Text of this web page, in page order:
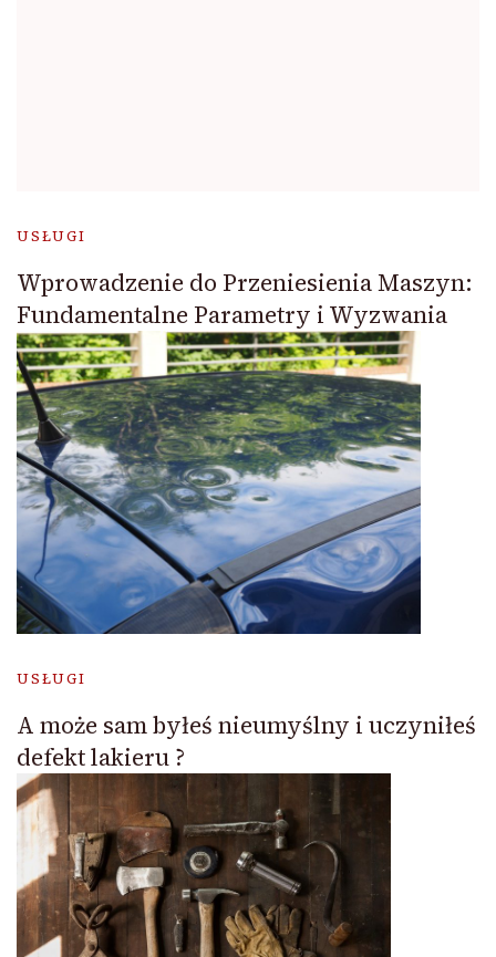
USŁUGI
Wprowadzenie do Przeniesienia Maszyn:
Fundamentalne Parametry i Wyzwania
USŁUGI
A może sam byłeś nieumyślny i uczyniłeś
defekt lakieru ?